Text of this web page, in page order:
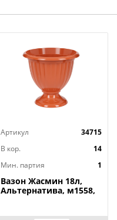
Артикул
34715
В кор.
14
Мин. партия
1
Вазон Жасмин 18л,
Альтернатива, м1558,